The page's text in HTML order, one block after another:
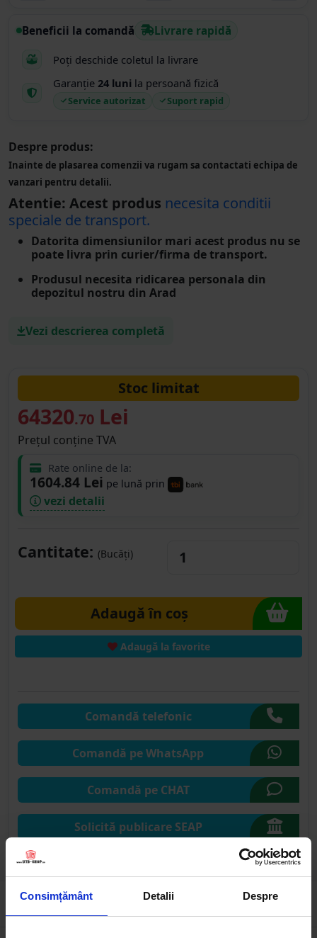
Consimțământ Detalii Despre
Beneficii la comandă Livrare rapidă
Poți deschide coletul la livrare
Garanție 24 luni la persoană fizică
Service autorizat Suport rapid
Despre produs:
Inainte de plasarea comenzii va rugam sa contactati echipa de
vanzari pentru detalii.
Atentie: Acest produs necesita conditii
speciale de transport.
Datorita dimensiunilor mari acest produs nu se
poate livra prin curier/firma de transport.
Produsul necesita ridicarea personala din
depozitul nostru din Arad
Vezi descrierea completă
Stoc limitat
64320.70 Lei
Prețul conține TVA
Rate online de la:
1604.84 Lei pe lună prin
vezi detalii
Cantitate: (Bucăți)
Adaugă în coș
Adaugă la favorite
Comandă telefonic
Comandă pe WhatsApp
Comandă pe CHAT
Solicită publicare SEAP
Descrierea produsului